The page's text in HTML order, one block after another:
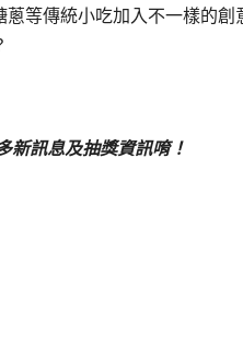
蔥等傳統小吃加入不一樣的
新訊息及抽獎資訊唷！